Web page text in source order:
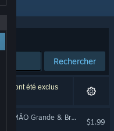
Rechercher
ont été exclus
Trilha Sonora Original - IRMÃO Grande & Brasileiro 2
$1.99